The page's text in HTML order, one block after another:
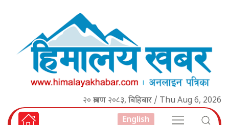
२० श्रावण २०८३, बिहिबार / Thu Aug 6, 2026
English